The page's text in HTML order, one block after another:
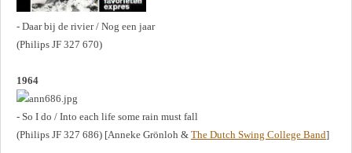
- Daar bij de rivier / Nog een jaar
(Philips JF 327 670)
1964
- So I do / Into each life some rain must fall
(Philips JF 327 686) [Anneke Grönloh & The Dutch Swing College Band]